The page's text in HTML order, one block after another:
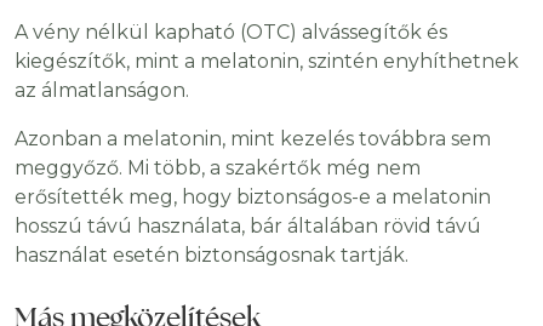
A vény nélkül kapható (OTC) alvássegítők és
kiegészítők, mint a melatonin, szintén enyhíthetnek
az álmatlanságon.
Azonban a melatonin, mint kezelés továbbra sem
meggyőző. Mi több, a szakértők még nem
erősítették meg, hogy biztonságos-e a melatonin
hosszú távú használata, bár általában rövid távú
használat esetén biztonságosnak tartják.
Más megközelítések